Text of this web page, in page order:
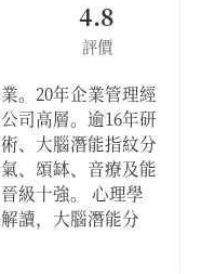
評價
4.8
。20年企業管理經
司高層。逾16年研
、大腦潛能指紋分
、頌缽、音療及能
強。 心理學
讀，大腦潛能分